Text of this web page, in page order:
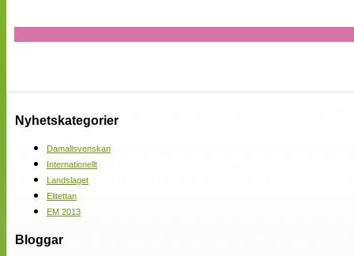
Nyhetskategorier
Damallsvenskan
Internationellt
Landslaget
Elitettan
EM 2013
Bloggar